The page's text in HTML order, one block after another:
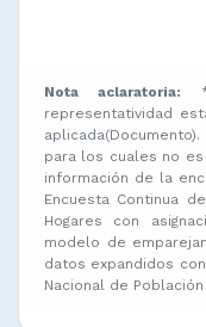
Nota aclaratoria:
representatividad
para los cuales no
información de la
Encuesta Continua
Hogares con
modelo de
datos expandidos
Nacional de Población